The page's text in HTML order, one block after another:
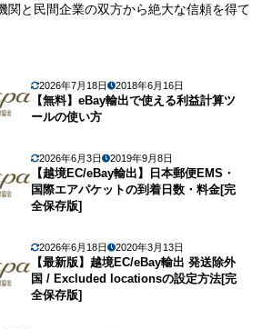
関と民間企業の双方から絶大な信頼を得て
2026年7月18日 2018年6月16日
【無料】eBay輸出で使える利益計算ツ
ールの使い方
2026年6月3日 2019年9月8日
【越境EC/eBay輸出】日本郵便EMS・
国際エアパケットの到着日数・料金[完
全保存版]
2026年6月18日 2020年3月13日
【最新版】越境EC/eBay輸出 発送除外
国 / Excluded locationsの設定方法[完
全保存版]